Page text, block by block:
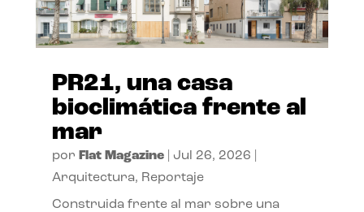
PR21, una casa
bioclimática frente al
mar
por Flat Magazine| Jul 26, 2026
Arquitectura, Reportaje
Construida frente al mar sobre una